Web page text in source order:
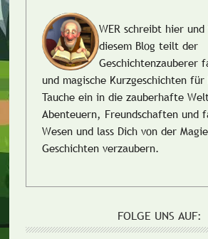
WER schreibt hier und
diesem Blog teilt der
Geschichtenzauberer
und magische Kurzgeschichten für
Tauche ein in die zauberhafte
Abenteuern, Freundschaften und
Wesen und lass Dich von der
Geschichten verzaubern.
FOLGE UNS AUF: